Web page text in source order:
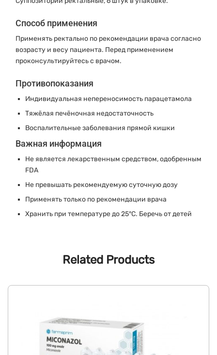
Способ применения
Применять ректально по рекомендации врача согласно
возрасту и весу пациента. Перед применением
проконсультируйтесь с врачом.
Противопоказания
Индивидуальная непереносимость парацетамола
Тяжёлая печёночная недостаточность
Воспалительные заболевания прямой кишки
Важная информация
Не является лекарственным средством, одобренным
FDA
Не превышать рекомендуемую суточную дозу
Применять только по рекомендации врача
Хранить при температуре до 25°C. Беречь от детей
Related Products